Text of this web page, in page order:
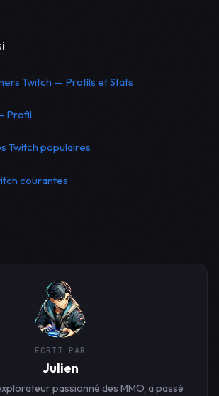
Twitch — Profils et Stats
Profil
Twitch populaires
courantes
ÉCRIT PAR
Julien
passionné des MMO, a passé